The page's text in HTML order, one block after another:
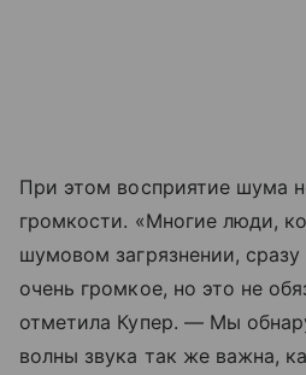
При этом восприятие шума
громкости. «Многие люди,
шумовом загрязнении,
очень громкое, но это не
отметила Купер. — Мы
волны звука так же важна,